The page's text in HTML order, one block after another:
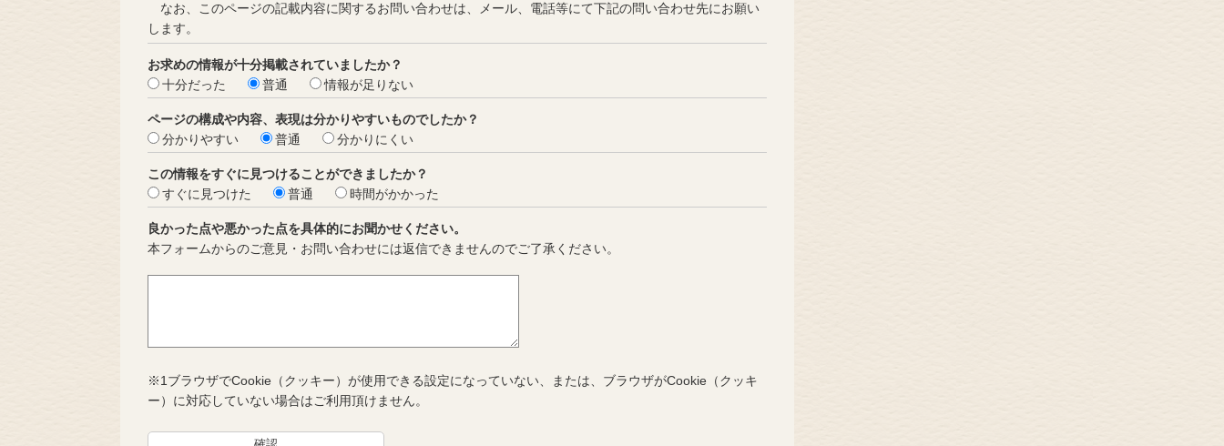
なお、このページの記載内容に関するお問い合わせは、メール、電話等にて下記の問い合わせ先にお願い
します。
お求めの情報が十分掲載されていましたか？
十分だった
普通 情報が足りない
ページの構成や内容、表現は分かりやすいものでしたか？
分かりやすい
普通 分かりにくい
この情報をすぐに見つけることができましたか？
すぐに見つけた
普通 時間がかかった
良かった点や悪かった点を具体的にお聞かせください。
本フォームからのご意見・お問い合わせには返信できませんのでご了承ください。
※1ブラウザでCookie（クッキー）が使用できる設定になっていない、または、ブラウザがCookie（クッキ
ー）に対応していない場合はご利用頂けません。